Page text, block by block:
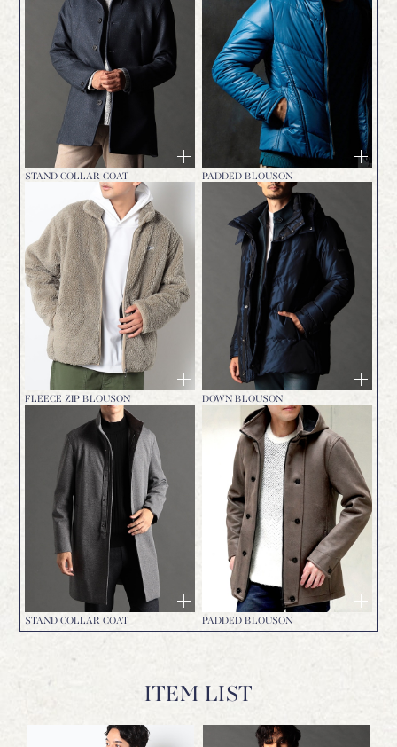
STAND COLLAR COAT PADDED BLOUSON
FLEECE ZIP BLOUSON DOWN BLOUSON
STAND COLLAR COAT PADDED BLOUSON
ITEM LIST